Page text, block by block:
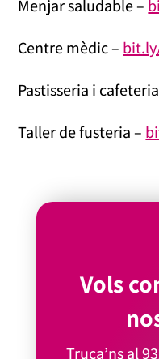
Menjar saludable –
Centre mèdic –
Pastisseria i
Taller de fusteria –
Vols
Truca’ns al